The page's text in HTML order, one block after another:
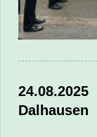
24.08.2025
Dalhausen